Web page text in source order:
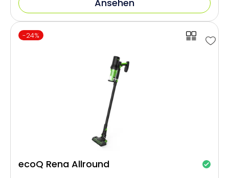
Ansehen
-24%
ecoQ Rena Allround